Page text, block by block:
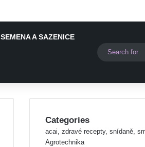
SEMENA A SAZENICE
Switch skin
Categories
acai, zdravé recepty, snídaně,
Agrotechnika